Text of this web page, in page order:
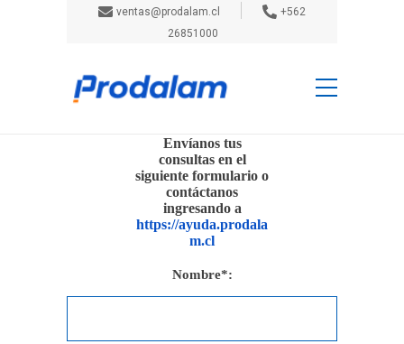
ventas@prodalam.cl
+562
26851000
Contáctanos
Envíanos tus
consultas en el
siguiente formulario o
contáctanos
ingresando a
https://ayuda.prodala
m.cl
Nombre*: